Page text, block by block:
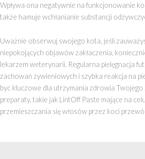
Wpływa ona negatywnie na funkcjonowanie
także hamuje wchłanianie substancji
Uważnie obserwuj swojego kota, jeśli
niepokojących objawów zakłaczenia,
lekarzem weterynarii. Regularna pielęgnacja
zachowań żywieniowych i szybka reakcja na
być kluczowe dla utrzymania zdrowia
preparaty, takie jak LintOff Paste mające na
przemieszczania się włosów przez koci